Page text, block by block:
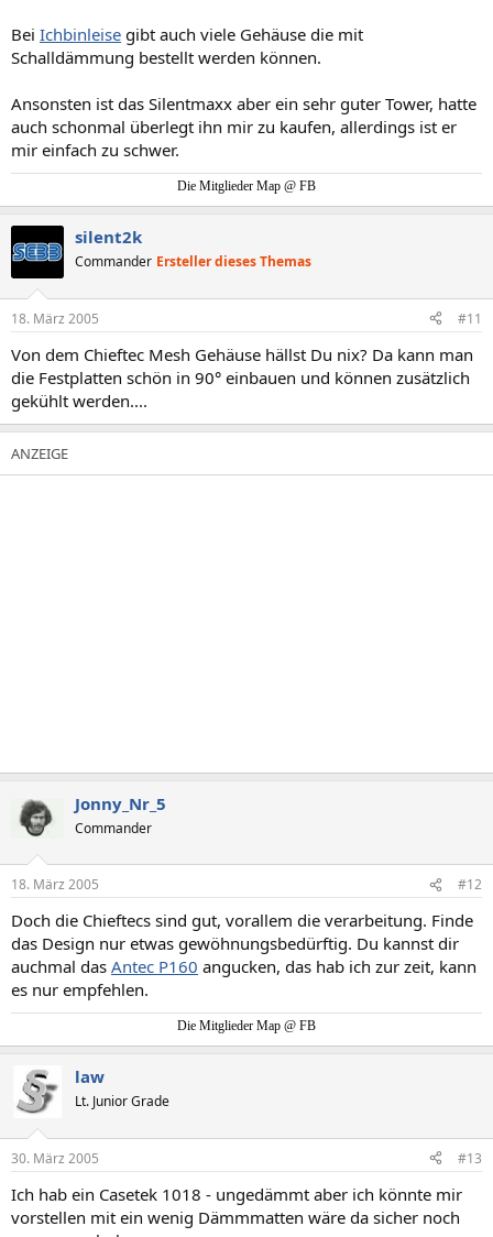
Bei Ichbinleise gibt auch viele Gehäuse die mit
Schalldämmung bestellt werden können.
Ansonsten ist das Silentmaxx aber ein sehr guter Tower, hatte
auch schonmal überlegt ihn mir zu kaufen, allerdings ist er
mir einfach zu schwer.
Die Mitglieder Map @ FB
silent2k
Commander Ersteller dieses Themas
18. März 2005 #11
Von dem Chieftec Mesh Gehäuse hällst Du nix? Da kann man
die Festplatten schön in 90° einbauen und können zusätzlich
gekühlt werden....
Jonny_Nr_5
Commander
18. März 2005 #12
Doch die Chieftecs sind gut, vorallem die verarbeitung. Finde
das Design nur etwas gewöhnungsbedürftig. Du kannst dir
auchmal das Antec P160 angucken, das hab ich zur zeit, kann
es nur empfehlen.
Die Mitglieder Map @ FB
law
Lt. Junior Grade
30. März 2005 #13
Ich hab ein Casetek 1018 - ungedämmt aber ich könnte mir
vorstellen mit ein wenig Dämmmatten wäre da sicher noch